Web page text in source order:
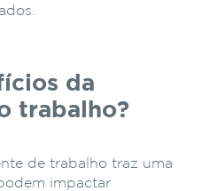
da
trabalho?
de trabalho traz uma
impactar